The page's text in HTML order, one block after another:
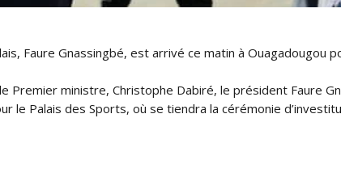
Faure Gnassingbé, est arrivé ce matin à Ouagadougou
Premier ministre, Christophe Dabiré, le président Faure
le Palais des Sports, où se tiendra la cérémonie